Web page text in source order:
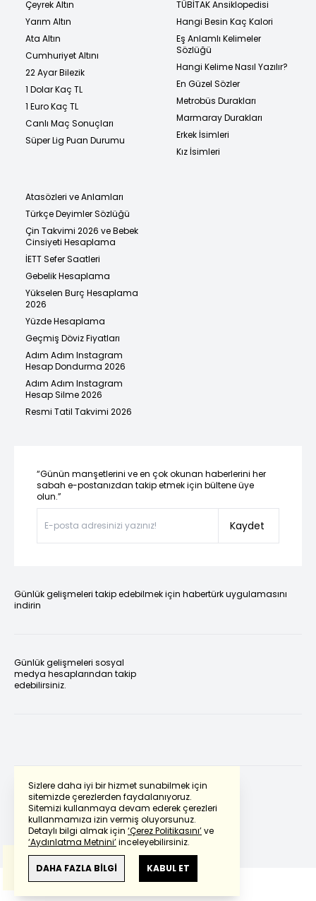
Sizlere daha iyi bir hizmet sunabilmek için
sitemizde çerezlerden faydalanıyoruz.
Sitemizi kullanmaya devam ederek çerezleri
kullanmamıza izin vermiş oluyorsunuz.
Detaylı bilgi almak için ‘Çerez Politikasını’ve
‘Aydınlatma Metnini’inceleyebilirsiniz.
DAHA FAZLA BİLGİ KABUL ET
Çeyrek Altın
Yarım Altın
Ata Altın
Cumhuriyet Altını
22 Ayar Bilezik
1 Dolar Kaç TL
1 Euro Kaç TL
Canlı Maç Sonuçları
Süper Lig Puan Durumu
TÜBİTAK Ansiklopedisi
Hangi Besin Kaç Kalori
Eş Anlamlı Kelimeler
Sözlüğü
Hangi Kelime Nasıl Yazılır?
En Güzel Sözler
Metrobüs Durakları
Marmaray Durakları
Erkek İsimleri
Kız İsimleri
Atasözleri ve Anlamları
Türkçe Deyimler Sözlüğü
Çin Takvimi 2026 ve Bebek
Cinsiyeti Hesaplama
İETT Sefer Saatleri
Gebelik Hesaplama
Yükselen Burç Hesaplama
2026
Yüzde Hesaplama
Geçmiş Döviz Fiyatları
Adım Adım Instagram
Hesap Dondurma 2026
Adım Adım Instagram
Hesap Silme 2026
Resmi Tatil Takvimi 2026
“Günün manşetlerini ve en çok okunan haberlerini her
sabah e-postanızdan takip etmek için bültene üye
olun.”
Kaydet
Günlük gelişmeleri takip edebilmek için habertürk uygulamasını
indirin
Günlük gelişmeleri sosyal
medya hesaplarından takip
edebilirsiniz.
Powered by Translate
Bu çevirideGoogle Transletekullanılmıştır.
Anlam ve çeviri hatalarından
haberturk.com
sorumlu değildir.